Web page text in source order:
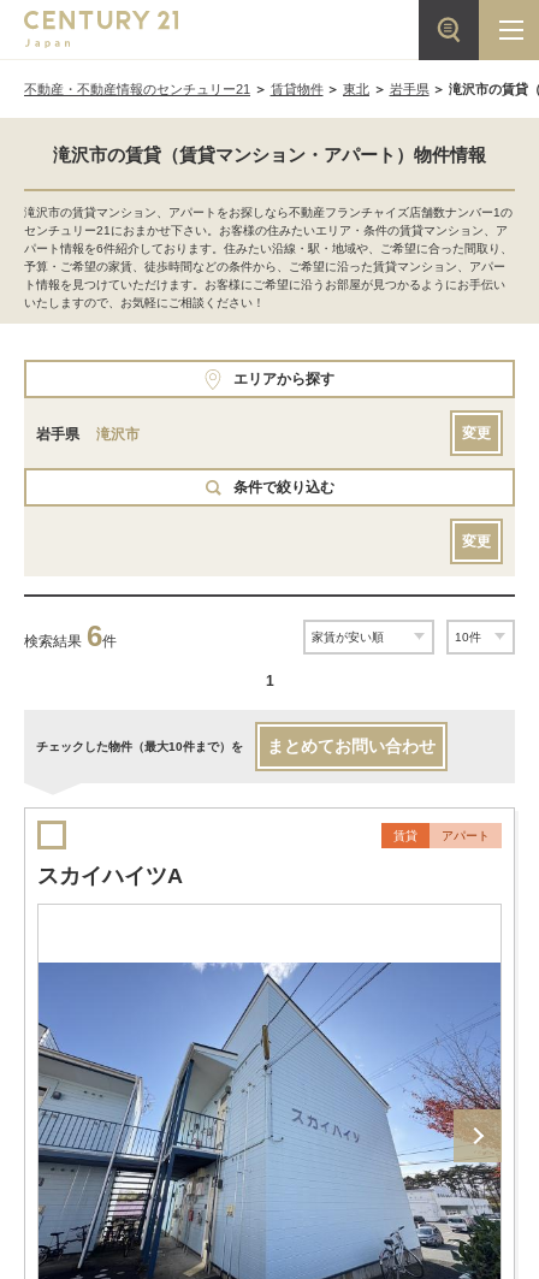
不動産・不動産情報のセンチュリー21 賃貸物件 東北 岩手県 滝沢市の賃貸
滝沢市の賃貸（賃貸マンション・アパート）物件情報
滝沢市の賃貸マンション、アパートをお探しなら不動産フランチャイズ店舗数ナンバー1の
センチュリー21におまかせ下さい。お客様の住みたいエリア・条件の賃貸マンション、ア
パート情報を6件紹介しております。住みたい沿線・駅・地域や、ご希望に合った間取り、
予算・ご希望の家賃、徒歩時間などの条件から、ご希望に沿った賃貸マンション、アパー
ト情報を見つけていただけます。お客様にご希望に沿うお部屋が見つかるようにお手伝い
いたしますので、お気軽にご相談ください！
エリアから探す
岩手県 滝沢市 変更
条件で絞り込む
変更
検索結果 6件
1
チェックした物件（最大10件まで）を まとめてお問い合わせ
賃貸 アパート
スカイハイツA